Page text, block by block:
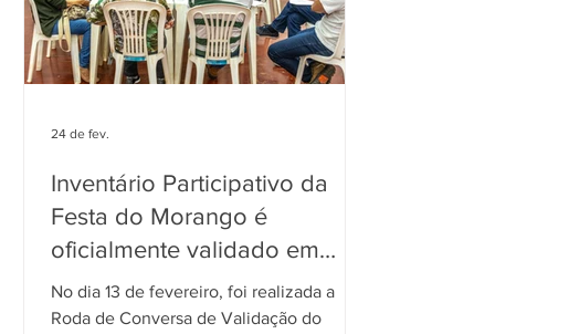
Inventário Participativo da
Festa do Morango é
oficialmente validado em
Brazlândia
No dia 13 de fevereiro, foi realizada a
Roda de Conversa de Validação do
24 de fev.